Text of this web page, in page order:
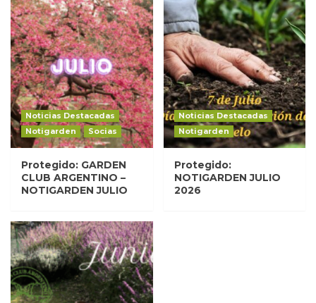
Noticias Destacadas
Notigarden
Socias
Protegido: GARDEN
CLUB ARGENTINO –
NOTIGARDEN JULIO
Noticias Destacadas
Notigarden
Protegido:
NOTIGARDEN JULIO
2026